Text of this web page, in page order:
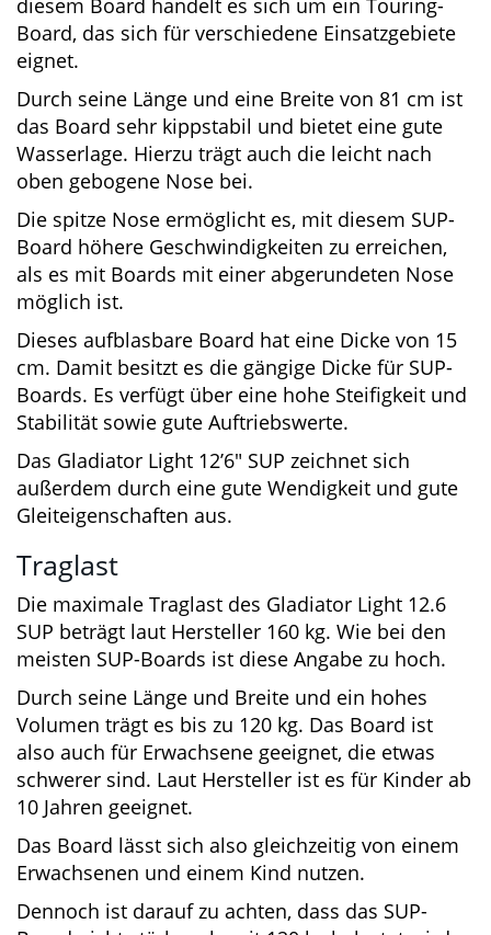
Bauweise
Das Gladiator LT 12.6 SUP ist ein 384 cm langes
Board für Anfänger und Fortgeschrittene. Bei
diesem Board handelt es sich um ein Touring-
Board, das sich für verschiedene Einsatzgebiete
eignet.
Durch seine Länge und eine Breite von 81 cm
ist das Board sehr kippstabil und bietet eine
gute Wasserlage. Hierzu trägt auch die leicht
nach oben gebogene Nose bei.
Die spitze Nose ermöglicht es, mit diesem SUP-
Board höhere Geschwindigkeiten zu erreichen,
als es mit Boards mit einer abgerundeten Nose
möglich ist.
Dieses aufblasbare Board hat eine Dicke von 15
cm. Damit besitzt es die gängige Dicke für SUP-
Boards. Es verfügt über eine hohe Steifigkeit
und Stabilität sowie gute Auftriebswerte.
Das Gladiator Light 12’6″ SUP zeichnet sich
außerdem durch eine gute Wendigkeit und gute
Gleiteigenschaften aus.
Traglast
Die maximale Traglast des Gladiator Light 12.6
SUP beträgt laut Hersteller 160 kg. Wie bei den
meisten SUP-Boards ist diese Angabe zu hoch.
Durch seine Länge und Breite und ein hohes
Volumen trägt es bis zu 120 kg. Das Board ist
also auch für Erwachsene geeignet, die etwas
schwerer sind. Laut Hersteller ist es für Kinder
ab 10 Jahren geeignet.